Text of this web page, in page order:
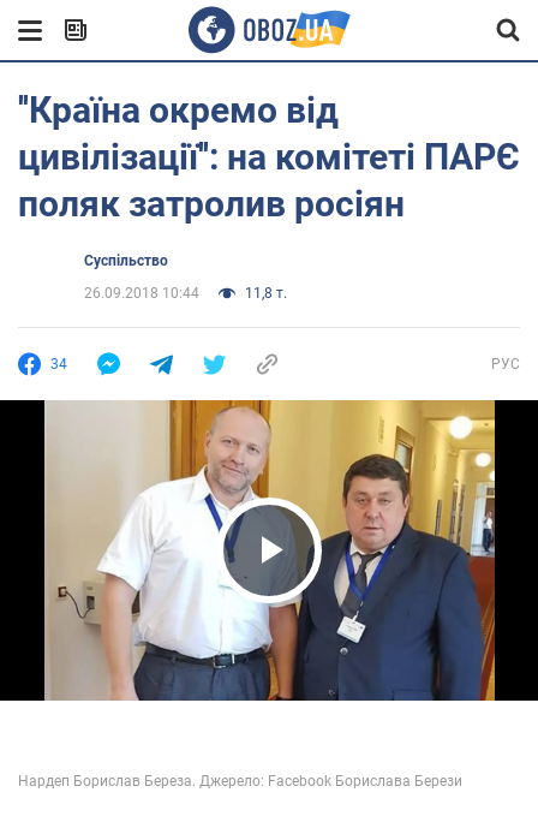
''Країна окремо від
цивілізації'': на комітеті ПАРЄ
поляк затролив росіян
Суспільство
26.09.2018 10:44
11,8 т.
34 РУС
Play Video